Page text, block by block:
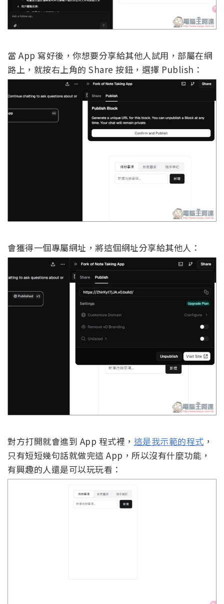
當 App 寫好後，你想要分享給其他人試用，部屬在網
路上，就按右上角的 Share 按鈕，選擇 Publish：
會獲得一個專屬網址，將這個網址分享給其他人：
對方打開就會進到 App 程式裡， 這是我示範的程式 ，
只有短短幾句話就做完這 App，所以沒有什麼功能，
有興趣的人還是可以玩玩看：